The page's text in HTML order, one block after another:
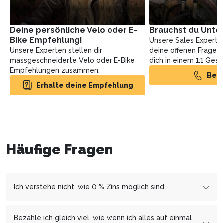
Deine persönliche Velo oder E-
Bike Empfehlung!
Unsere Experten stellen dir
massgeschneiderte Velo oder E-Bike
Empfehlungen zusammen.
Erhalte deine Empfehlung
Brauchst du
Unsere Sales
deine offenen
dich in einem 1:1
Häufige Fragen
Ich verstehe nicht, wie 0 % Zins möglich sind.
cembrapay.ch und MF Group zusammen, welcher es uns
Bezahle ich gleich viel, wie wenn ich alles auf einmal